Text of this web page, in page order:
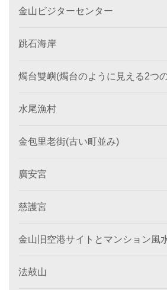
金山ビジターセンター
跳石海岸
燭台雙嶼(燭台のように見える2つ
水尾漁村
金包里老街(古い町並み)
廣安宮
慈護宮
金山旧空港サイトとマンション風
法鼓山